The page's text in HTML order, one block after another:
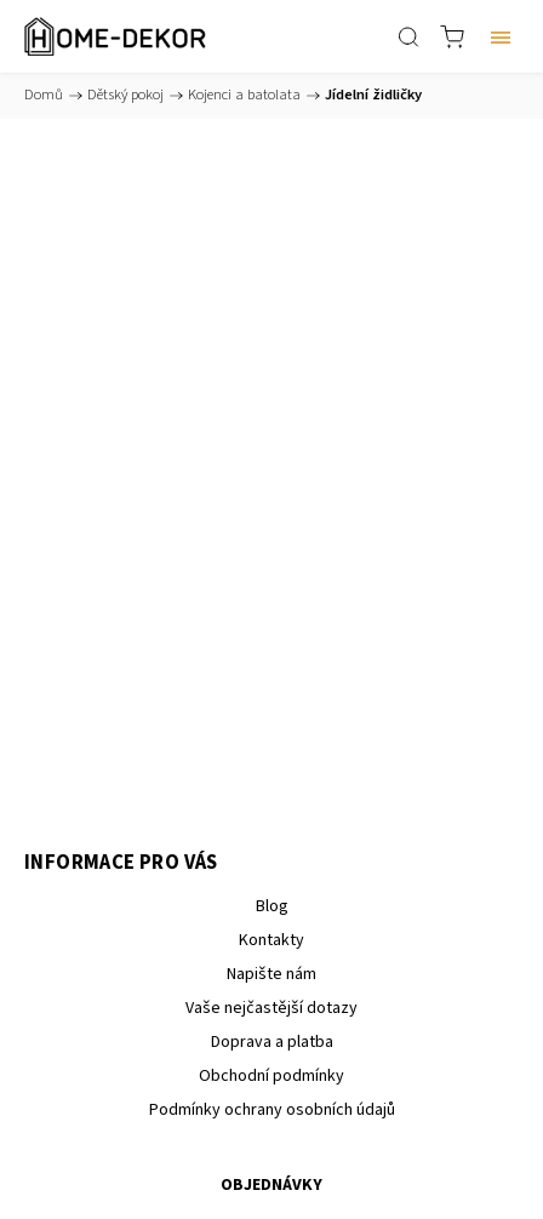
Domů / Dětský pokoj / Kojenci a batolata / Jídelní židličky
INFORMACE PRO VÁS
Blog
Kontakty
Napište nám
Vaše nejčastější dotazy
Doprava a platba
Obchodní podmínky
Podmínky ochrany osobních údajů
OBJEDNÁVKY